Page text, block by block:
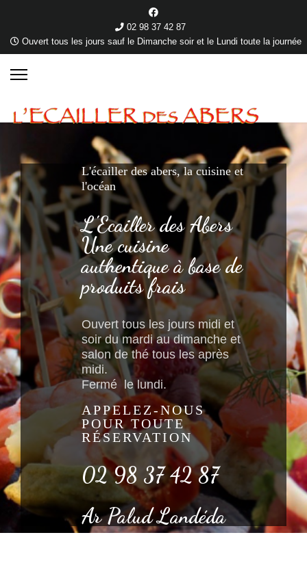
02 98 37 42 87
Ouvert tous les jours sauf le Dimanche soir et le Lundi toute la journée
L'écailler des abers, la cuisine et
l'océan
L'Ecailler des Abers
Une cuisine
authentique à base de
produits frais
Ouvert tous les jours midi et
soir du mardi au dimanche et
salon de thé tous les après
midi.
Fermé le lundi.
APPELEZ-NOUS
POUR TOUTE
RÉSERVATION
02 98 37 42 87
Ar Palud Landéda